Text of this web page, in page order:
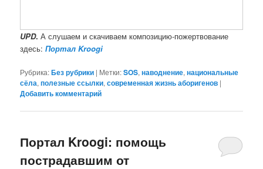
UPD. А слушаем и скачиваем композицию-пожертвование
здесь:Портал Kroogi
Рубрика:Без рубрики | Метки:SOS,наводнение,национальные
сёла,полезные ссылки,современная жизнь аборигенов |
Добавить комментарий
Портал Kroogi: помощь
пострадавшим от